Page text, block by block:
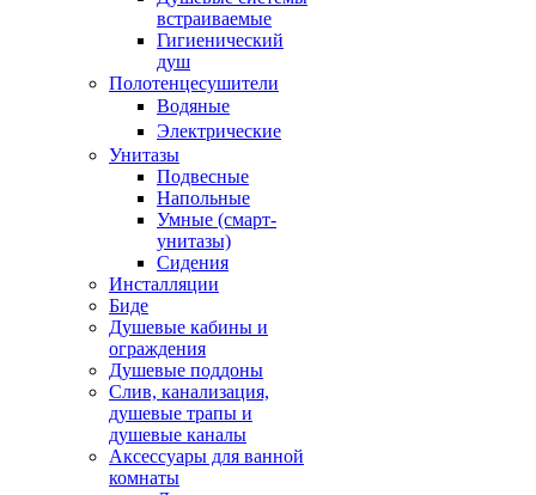
встраиваемые
Гигиенический
душ
Полотенцесушители
ㅤВодяные
ㅤЭлектрические
Унитазы
Подвесные
Напольные
Умные (смарт-
унитазы)
Сидения
Инсталляции
Биде
Душевые кабины и
ограждения
Душевые поддоны
Слив, канализация,
душевые трапы и
душевые каналы
Аксессуары для ванной
комнаты